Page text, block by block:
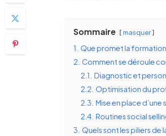
Sommaire masquer
1. Que promet la formation
2. Comment se déroule
2.1. Diagnostic et
2.2. Optimisation du
2.3. Mise en place
2.4. Routines social
3. Quels sont les piliers de